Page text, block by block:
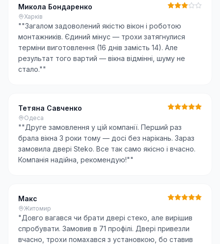
Микола Бондаренко
Харків
""Загалом задоволений якістю вікон і роботою
монтажників. Єдиний мінус — трохи затягнулися
терміни виготовлення (16 днів замість 14). Але
результат того вартий — вікна відмінні, шуму не
стало.""
Тетяна Савченко
Одеса
""Друге замовлення у цій компанії. Перший раз
брала вікна 3 роки тому — досі без нарікань. Зараз
замовила двері Steko. Все так само якісно і вчасно.
Компанія надійна, рекомендую!""
Макс
Житомир
"Довго вагався чи брати двері стеко, але вирішив
спробувати. Замовив в 71 профілі. Двері привезли
вчасно, трохи помахався з установкою, бо ставив